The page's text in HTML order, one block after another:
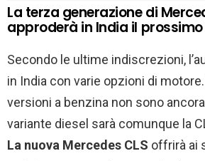
La terza generazione di
approderà in India il prossimo
Secondo le ultime indiscrezioni,
in India con varie opzioni di
versioni a benzina non sono
variante diesel sarà comunque la
La nuova Mercedes CLS offrirà ai